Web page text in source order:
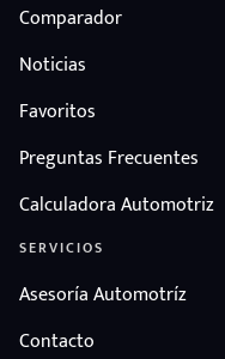
Comparador
Noticias
Favoritos
Preguntas Frecuentes
Calculadora Automotriz
SERVICIOS
Asesoría Automotríz
Contacto